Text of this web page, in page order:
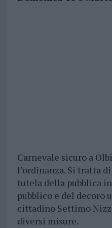
Carnevale sicuro a
l’ordinanza. Si tratta
tutela della pubblica
pubblico e del decoro
cittadino Settimo
diversi misure.